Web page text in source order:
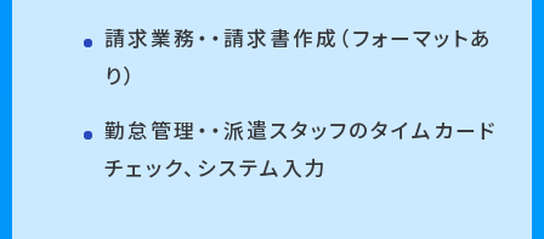
請求業務・・請求書作成（フォーマットあ
り）
勤怠管理・・派遣スタッフのタイムカード
チェック、システム入力